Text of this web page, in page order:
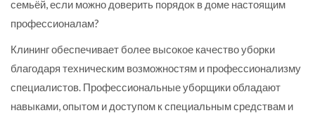
семьёй, если можно доверить порядок в доме настоящим
профессионалам?
Клининг обеспечивает более высокое качество уборки
благодаря техническим возможностям и профессионализму
специалистов. Профессиональные уборщики обладают
навыками, опытом и доступом к специальным средствам и